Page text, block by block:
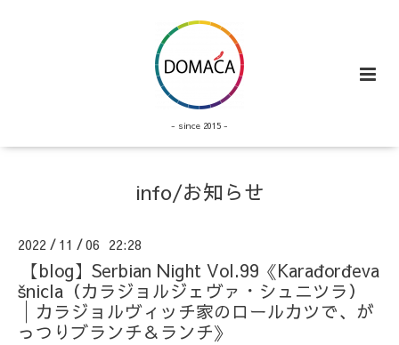
- since 2015 -
info/お知らせ
2022 / 11 /06 22:28
【blog】Serbian Night Vol.99《Karađorđeva
šnicla（カラジョルジェヴァ・シュニツラ）
│カラジョルヴィッチ家のロールカツで、が
っつりブランチ＆ランチ》